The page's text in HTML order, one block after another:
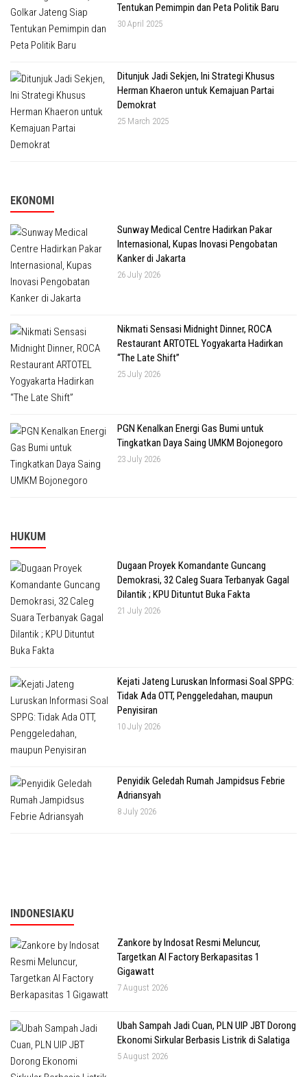
Tentukan Pemimpin dan Peta Politik Baru
30 April 2025
Ditunjuk Jadi Sekjen, Ini Strategi Khusus
Herman Khaeron untuk Kemajuan Partai
Demokrat
25 March 2025
EKONOMI
Sunway Medical Centre Hadirkan Pakar
Internasional, Kupas Inovasi Pengobatan
Kanker di Jakarta
26 July 2026
Nikmati Sensasi Midnight Dinner, ROCA
Restaurant ARTOTEL Yogyakarta Hadirkan
“The Late Shift”
25 July 2026
PGN Kenalkan Energi Gas Bumi untuk
Tingkatkan Daya Saing UMKM Bojonegoro
23 July 2026
HUKUM
Dugaan Proyek Komandante Guncang
Demokrasi, 32 Caleg Suara Terbanyak Gagal
Dilantik ; KPU Dituntut Buka Fakta
21 July 2026
Kejati Jateng Luruskan Informasi Soal SPPG:
Tidak Ada OTT, Penggeledahan, maupun
Penyisiran
10 July 2026
Penyidik Geledah Rumah Jampidsus Febrie
Adriansyah
8 July 2026
INDONESIAKU
Zankore by Indosat Resmi Meluncur,
Targetkan AI Factory Berkapasitas 1
Gigawatt
7 August 2026
Ubah Sampah Jadi Cuan, PLN UIP JBT Dorong
Ekonomi Sirkular Berbasis Listrik di Salatiga
5 August 2026